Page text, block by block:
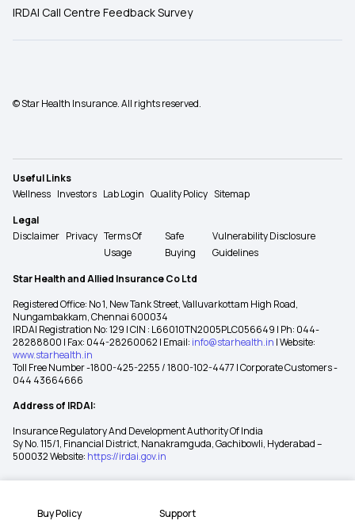
Buy Policy Support
IRDAI Call Centre Feedback Survey
© Star Health Insurance. All rights reserved.
Useful Links
Wellness Investors Lab Login Quality Policy Sitemap
Legal
Disclaimer Privacy Terms Of
Usage
Safe
Buying
Vulnerability Disclosure
Guidelines
Star Health and Allied Insurance Co Ltd
Registered Office: No 1, New Tank Street, Valluvarkottam High Road,
Nungambakkam, Chennai 600034
IRDAI Registration No: 129 | CIN : L66010TN2005PLC056649 | Ph: 044-
28288800 | Fax: 044-28260062 | Email: info@starhealth.in | Website:
www.starhealth.in
Toll Free Number -1800-425-2255 / 1800-102-4477 | Corporate Customers -
044 43664666
Address of IRDAI:
Insurance Regulatory And Development Authority Of India
Sy No. 115/1, Financial District, Nanakramguda, Gachibowli, Hyderabad –
500032 Website: https://irdai.gov.in